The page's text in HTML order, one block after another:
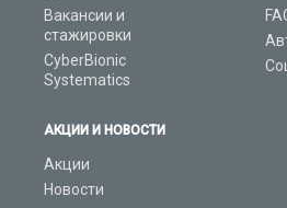
Вакансии и
стажировки
CyberBionic
Systematics
АКЦИИ И НОВОСТИ
Акции
Новости